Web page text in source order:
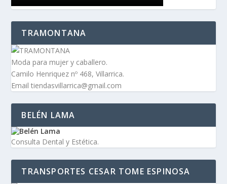
TRAMONTANA
Moda para mujer y caballero.
Camilo Henriquez nº 468, Villarrica.
Email tiendasvillarrica@gmail.com
BELÉN LAMA
Consulta Dental y Estética.
TRANSPORTES CESAR TOME ESPINOSA